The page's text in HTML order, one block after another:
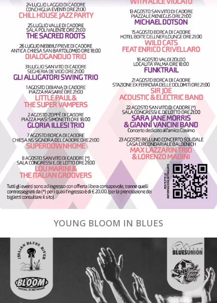
YOUNG BLOOM IN BLUES